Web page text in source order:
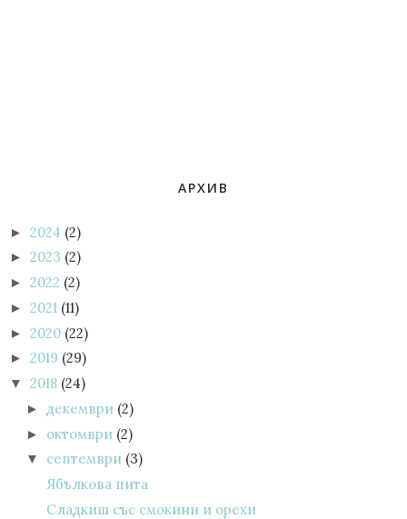
АРХИВ
► 2024 (2)
► 2023 (2)
► 2022 (2)
► 2021 (11)
► 2020 (22)
► 2019 (29)
▼ 2018 (24)
► декември (2)
► октомври (2)
▼ септември (3)
Ябълкова пита
Сладкиш със смокини и орехи